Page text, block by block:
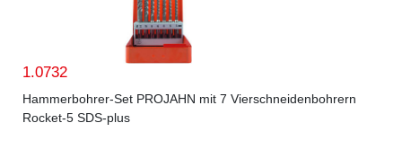
1.0732
Hammerbohrer-Set PROJAHN mit 7 Vierschneidenbohrern
Rocket-5 SDS-plus